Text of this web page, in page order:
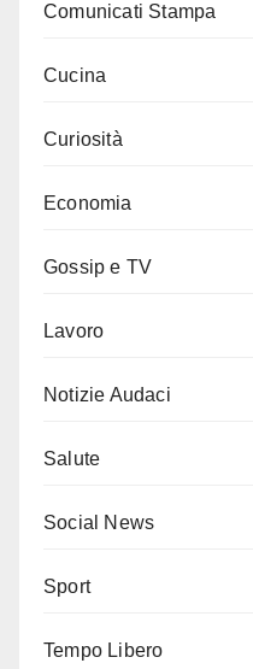
Comunicati Stampa
Cucina
Curiosità
Economia
Gossip e TV
Lavoro
Notizie Audaci
Salute
Social News
Sport
Tempo Libero